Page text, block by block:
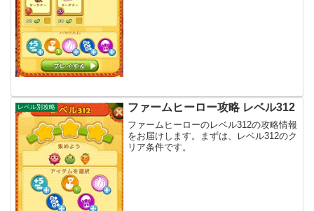
レベル別攻略 ファームヒーロー攻略 レベル312
ファームヒーローのレベル312の攻略情報
をお届けします。まずは、レベル312のク
リア条件です。